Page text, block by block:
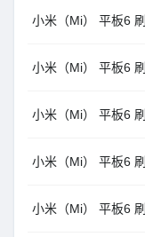
小米（Mi） 平板6
小米（Mi） 平板6
小米（Mi） 平板6
小米（Mi） 平板6
小米（Mi） 平板6